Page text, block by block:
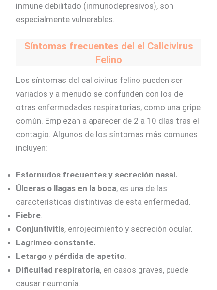
inmune debilitado (inmunodepresivos), son
especialmente vulnerables.
Síntomas frecuentes del el Calicivirus
Felino
Los síntomas del calicivirus felino pueden ser
variados y a menudo se confunden con los de
otras enfermedades respiratorias, como una gripe
común. Empiezan a aparecer de 2 a 10 días tras el
contagio. Algunos de los síntomas más comunes
incluyen:
Estornudos frecuentes y secreción nasal.
Úlceras o llagas en la boca, es una de las
características distintivas de esta enfermedad.
Fiebre.
Conjuntivitis, enrojecimiento y secreción ocular.
Lagrimeo constante.
Letargo y pérdida de apetito.
Dificultad respiratoria, en casos graves, puede
causar neumonía.